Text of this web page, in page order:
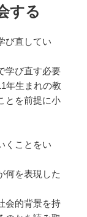
する
び直してい
学び直す必要
年生まれの教
とを前提に小
くことをい
何を表現した
会的背景を持